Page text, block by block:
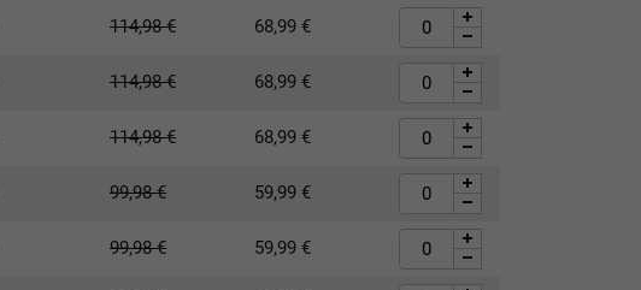
114,98€ 68,99 €
114,98€ 68,99 €
114,98€ 68,99 €
99,98€ 59,99 €
99,98€ 59,99 €